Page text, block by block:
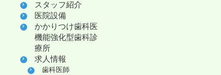
スタッフ紹介
医院設備
かかりつけ歯科医
機能強化型歯科診
療所
求人情報
歯科医師